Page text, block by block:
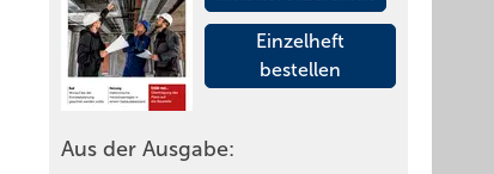
Einzelheft
bestellen
Aus der Ausgabe: